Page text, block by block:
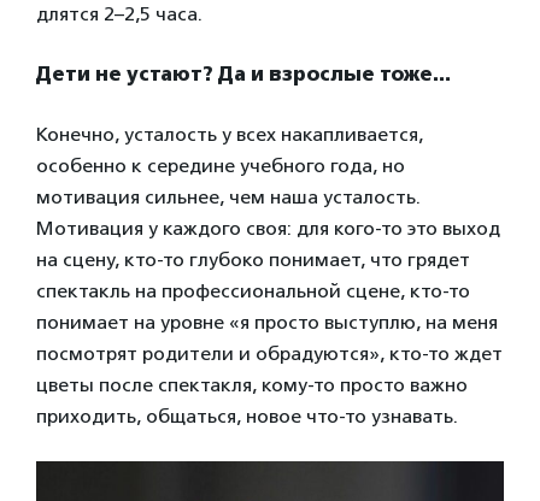
длятся 2–2,5 часа.
Дети не устают? Да и взрослые тоже…
Конечно, усталость у всех накапливается,
особенно к середине учебного года, но
мотивация сильнее, чем наша усталость.
Мотивация у каждого своя: для кого-то это выход
на сцену, кто-то глубоко понимает, что грядет
спектакль на профессиональной сцене, кто-то
понимает на уровне «я просто выступлю, на меня
посмотрят родители и обрадуются», кто-то ждет
цветы после спектакля, кому-то просто важно
приходить, общаться, новое что-то узнавать.